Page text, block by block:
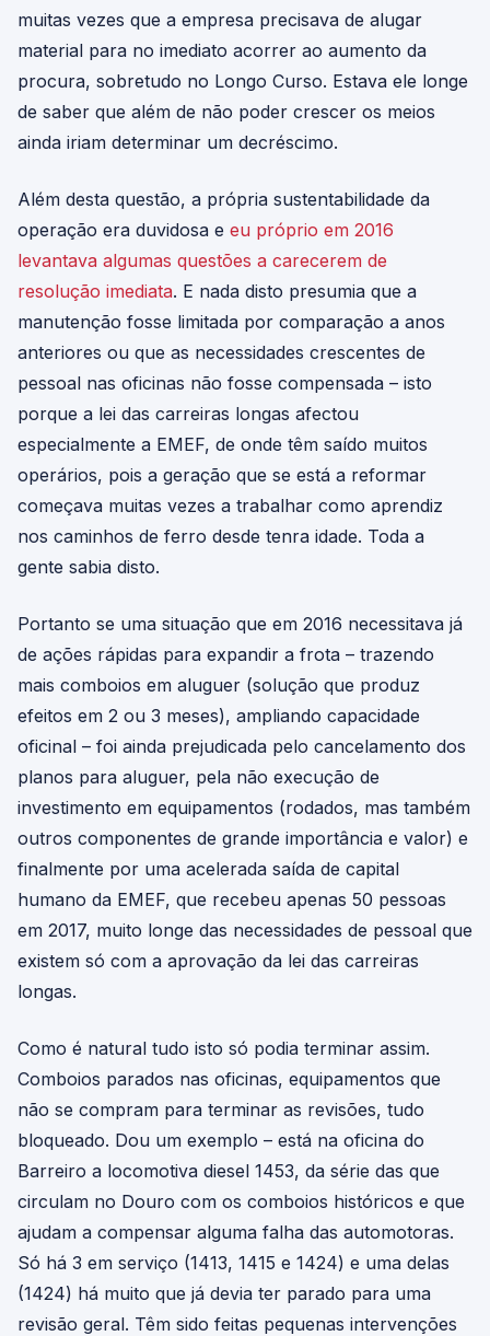
muitas vezes que a empresa precisava de alugar
material para no imediato acorrer ao aumento da
procura, sobretudo no Longo Curso. Estava ele longe
de saber que além de não poder crescer os meios
ainda iriam determinar um decréscimo.
Além desta questão, a própria sustentabilidade da
operação era duvidosa e eu próprio em 2016
levantava algumas questões a carecerem de
resolução imediata. E nada disto presumia que a
manutenção fosse limitada por comparação a anos
anteriores ou que as necessidades crescentes de
pessoal nas oficinas não fosse compensada – isto
porque a lei das carreiras longas afectou
especialmente a EMEF, de onde têm saído muitos
operários, pois a geração que se está a reformar
começava muitas vezes a trabalhar como aprendiz
nos caminhos de ferro desde tenra idade. Toda a
gente sabia disto.
Portanto se uma situação que em 2016 necessitava já
de ações rápidas para expandir a frota – trazendo
mais comboios em aluguer (solução que produz
efeitos em 2 ou 3 meses), ampliando capacidade
oficinal – foi ainda prejudicada pelo cancelamento dos
planos para aluguer, pela não execução de
investimento em equipamentos (rodados, mas também
outros componentes de grande importância e valor) e
finalmente por uma acelerada saída de capital
humano da EMEF, que recebeu apenas 50 pessoas
em 2017, muito longe das necessidades de pessoal que
existem só com a aprovação da lei das carreiras
longas.
Como é natural tudo isto só podia terminar assim.
Comboios parados nas oficinas, equipamentos que
não se compram para terminar as revisões, tudo
bloqueado. Dou um exemplo – está na oficina do
Barreiro a locomotiva diesel 1453, da série das que
circulam no Douro com os comboios históricos e que
ajudam a compensar alguma falha das automotoras.
Só há 3 em serviço (1413, 1415 e 1424) e uma delas
(1424) há muito que já devia ter parado para uma
revisão geral. Têm sido feitas pequenas intervenções